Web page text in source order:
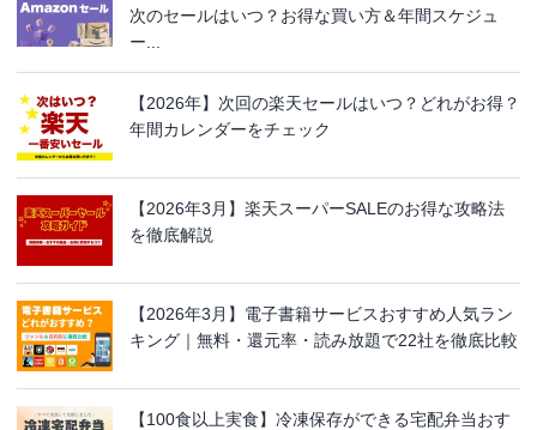
次のセールはいつ？お得な買い方＆年間スケジュ
ー...
【2026年】次回の楽天セールはいつ？どれがお得？
年間カレンダーをチェック
【2026年3月】楽天スーパーSALEのお得な攻略法
を徹底解説
【2026年3月】電子書籍サービスおすすめ人気ラン
キング｜無料・還元率・読み放題で22社を徹底比較
【100食以上実食】冷凍保存ができる宅配弁当おす